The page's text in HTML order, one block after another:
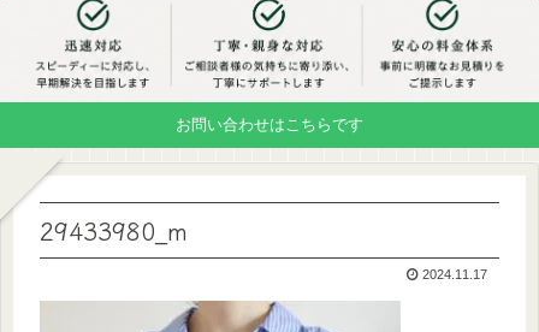
お問い合わせはこちらです
29433980_m
2024.11.17